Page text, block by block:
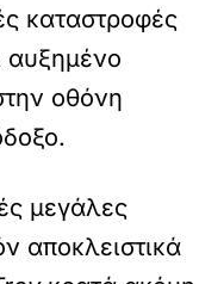
καταστροφές
αυξημένο
οθόνη
μεγάλες
αποκλειστικά